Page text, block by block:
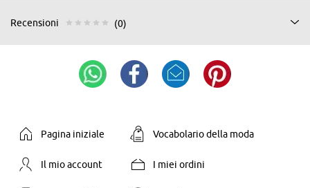
Recensioni (0)
Pagina iniziale Vocabolario della moda
Il mio account I miei ordini